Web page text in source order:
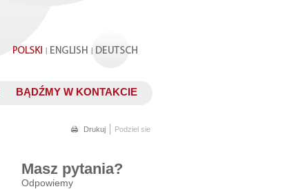
| |
BĄDŹMY W KONTAKCIE
Drukuj Podziel sie
Masz pytania?
Odpowiemy